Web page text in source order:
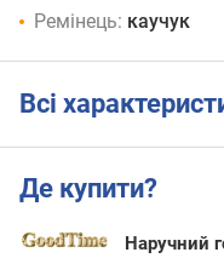
Ремінець: каучук
Всі
Де купити?
Наручний